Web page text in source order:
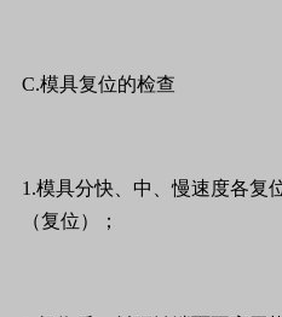
C.模具复位的检查
1.模具分快、中、慢速度各复
（复位）；